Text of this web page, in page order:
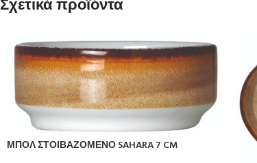
Σχετικά προϊόντα
ΜΠΟΛ ΣΤΟΙΒΑΖΟΜΕΝΟ SAHARA 7 CM